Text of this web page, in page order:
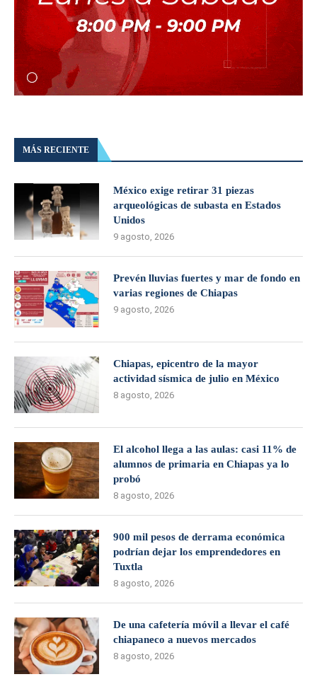
MÁS RECIENTE
México exige retirar 31 piezas
arqueológicas de subasta en Estados
Unidos
9 agosto, 2026
Prevén lluvias fuertes y mar de fondo en
varias regiones de Chiapas
9 agosto, 2026
Chiapas, epicentro de la mayor
actividad sísmica de julio en México
8 agosto, 2026
El alcohol llega a las aulas: casi 11% de
alumnos de primaria en Chiapas ya lo
probó
8 agosto, 2026
900 mil pesos de derrama económica
podrían dejar los emprendedores en
Tuxtla
8 agosto, 2026
De una cafetería móvil a llevar el café
chiapaneco a nuevos mercados
8 agosto, 2026